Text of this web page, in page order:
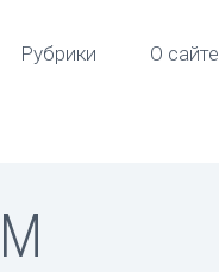
Рубрики О сайте